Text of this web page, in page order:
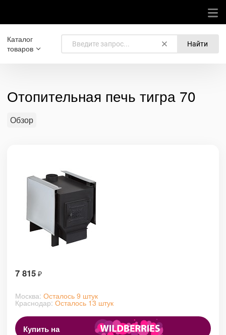
Каталог
товаров
Найти
Отопительная печь тигра 70
Обзор
7 815 ₽
Москва: Осталось 9 штук
Краснодар: Осталось 13 штук
Купить на